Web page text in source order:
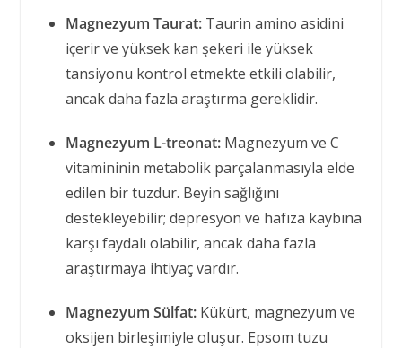
Magnezyum Taurat:Taurin amino asidini
içerir ve yüksek kan şekeri ile yüksek
tansiyonu kontrol etmekte etkili olabilir,
ancak daha fazla araştırma gereklidir.
Magnezyum L-treonat:Magnezyum ve C
vitamininin metabolik parçalanmasıyla elde
edilen bir tuzdur. Beyin sağlığını
destekleyebilir; depresyon ve hafıza kaybına
karşı faydalı olabilir, ancak daha fazla
araştırmaya ihtiyaç vardır.
Magnezyum Sülfat:Kükürt, magnezyum ve
oksijen birleşimiyle oluşur. Epsom tuzu